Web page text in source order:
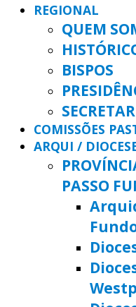
REGIONAL
QUEM
BISPOS
COMISSÕES
ARQUI /
PASSO